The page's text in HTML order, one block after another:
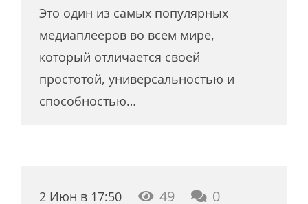
Это один из самых популярных
медиаплееров во всем мире,
который отличается своей
простотой, универсальностью и
способностью…
2 Июн в 17:50 49 0